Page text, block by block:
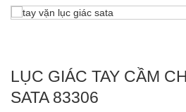
LỤC GIÁC TAY CẦM
SATA 83306